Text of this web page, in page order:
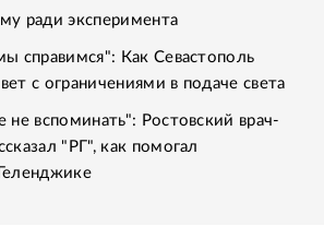
ради эксперимента
справимся": Как Севастополь
с ограничениями в подаче света
не вспоминать": Ростовский врач-
"РГ", как помогал